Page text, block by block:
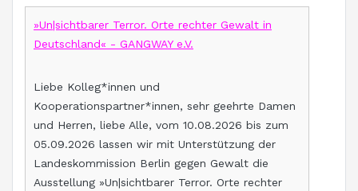
»Un|sichtbarer Terror. Orte rechter Gewalt in
Deutschland« - GANGWAY e.V.
Liebe Kolleg*innen und
Kooperationspartner*innen, sehr geehrte Damen
und Herren, liebe Alle, vom 10.08.2026 bis zum
05.09.2026 lassen wir mit Unterstützung der
Landeskommission Berlin gegen Gewalt die
Ausstellung »Un|sichtbarer Terror. Orte rechter